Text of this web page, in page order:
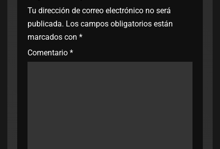
Tu dirección de correo electrónico no será
publicada. Los campos obligatorios están
marcados con *
Comentario *